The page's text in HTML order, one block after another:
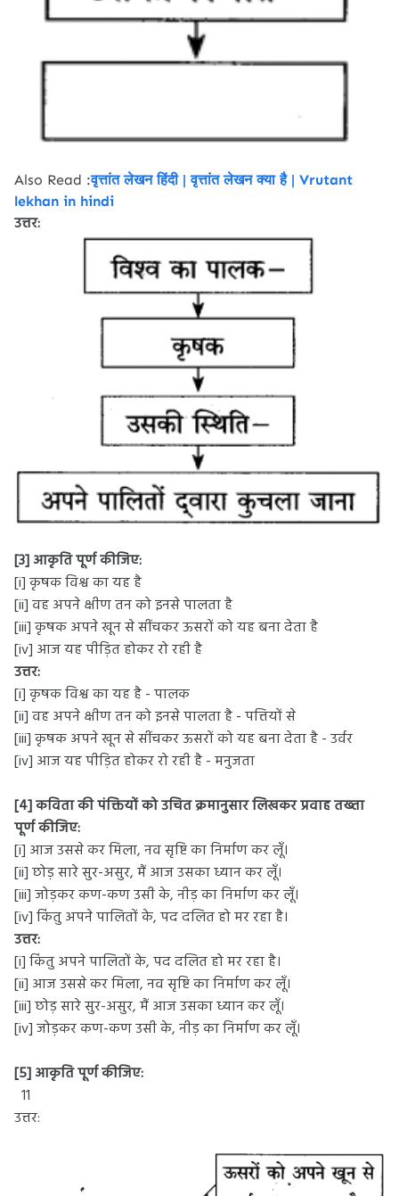
Also Read :वृत्तांत लेखन हिंदी | वृत्तांत लेखन क्या है | Vrutant
lekhan in hindi
उत्तर:
[3] आकृति पूर्ण कीजिए:
[i] कृषक विश्व का यह है
[ii] वह अपने क्षीण तन को इनसे पालता है
[iii] कृषक अपने खून से सींचकर ऊसरों को यह बना देता है
[iv] आज यह पीड़ित होकर रो रही है
उत्तर:
[i] कृषक विश्व का यह है - पालक
[ii] वह अपने क्षीण तन को इनसे पालता है - पत्तियों से
[iii] कृषक अपने खून से सींचकर ऊसरों को यह बना देता है - उर्वर
[iv] आज यह पीड़ित होकर रो रही है - मनुजता
[4] कविता की पंक्तियों को उचित क्रमानुसार लिखकर प्रवाह तख्ता
पूर्ण कीजिए:
[i] आज उससे कर मिला, नव सृष्टि का निर्माण कर लूँ।
[ii] छोड़ सारे सुर-असुर, मैं आज उसका ध्यान कर लूँ।
[iii] जोड़कर कण-कण उसी के, नीड़ का निर्माण कर लूँ।
[iv] किंतु अपने पालितों के, पद दलित हो मर रहा है।
उत्तर:
[i] किंतु अपने पालितों के, पद दलित हो मर रहा है।
[ii] आज उससे कर मिला, नव सृष्टि का निर्माण कर लूँ।
[iii] छोड़ सारे सुर-असुर, मैं आज उसका ध्यान कर लूँ।
[iv] जोड़कर कण-कण उसी के, नीड़ का निर्माण कर लूँ।
[5] आकृति पूर्ण कीजिए:
11
उत्तर: